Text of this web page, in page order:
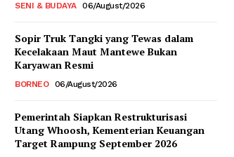
SENI & BUDAYA 06/August/2026
Sopir Truk Tangki yang Tewas dalam
Kecelakaan Maut Mantewe Bukan
Karyawan Resmi
BORNEO 06/August/2026
Pemerintah Siapkan Restrukturisasi
Utang Whoosh, Kementerian Keuangan
Target Rampung September 2026